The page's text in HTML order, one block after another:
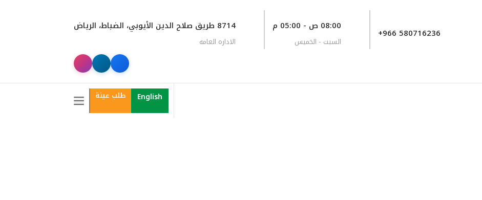
+966 580716236
08:00 ص - 05:00 م
السبت - الخميس
8714 طريق صلاح الدين الأيوبي، الضباط، الرياض
الاداره العامه
English طلب عينة